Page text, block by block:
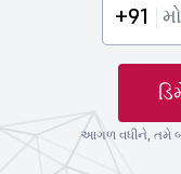
+91
આગળ વધીને, તમે